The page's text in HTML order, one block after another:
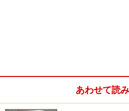
あわせて読